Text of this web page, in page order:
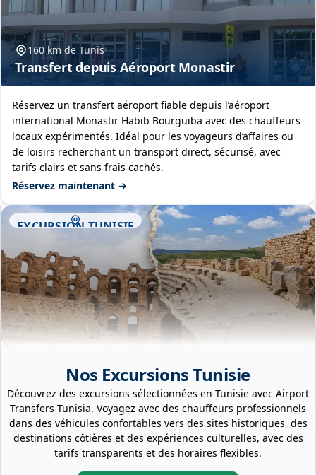
160 km de Tunis
Transfert depuis Aéroport Monastir
Réservez un transfert aéroport fiable depuis l’aéroport
international Monastir Habib Bourguiba avec des chauffeurs
locaux expérimentés. Idéal pour les voyageurs d’affaires ou
de loisirs recherchant un transport direct, sécurisé, avec
tarifs clairs et sans frais cachés.
Réservez maintenant →
EXCURSION TUNISIE
Nos Excursions Tunisie
Découvrez des excursions sélectionnées en Tunisie avec Airport
Transfers Tunisia. Voyagez avec des chauffeurs professionnels
dans des véhicules confortables vers des sites historiques, des
destinations côtières et des expériences culturelles, avec des
tarifs transparents et des horaires flexibles.